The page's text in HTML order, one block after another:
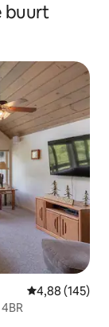
buurt
Gemiddelde
4,88 (145)